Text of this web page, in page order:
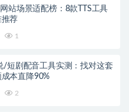
站场景适配榜：8款TTS工具
荐
1
/短剧配音工具实测：找对这套
本直降90%
2